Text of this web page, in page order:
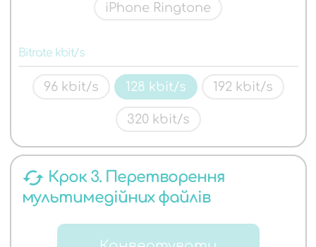
iPhone Ringtone
Bitrate kbit/s
96 kbit/s 128 kbit/s 192 kbit/s
320 kbit/s
cached Крок 3. Перетворення
мультимедійних файлів